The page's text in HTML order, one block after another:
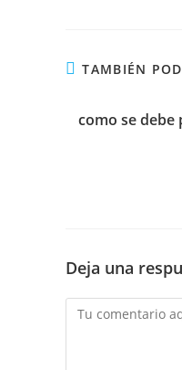
TAMBIÉN
como se
Deja una